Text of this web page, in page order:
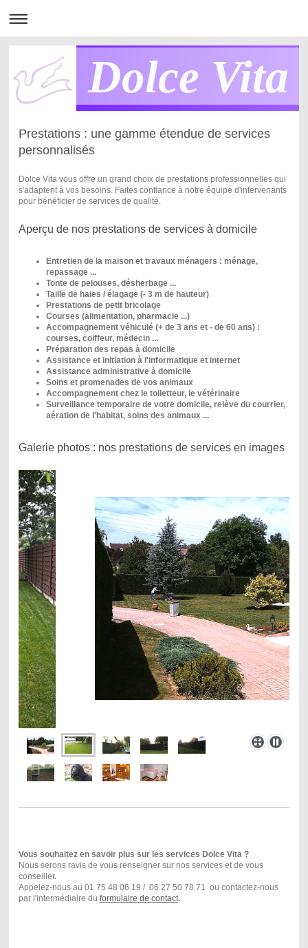
Dolce Vita
Prestations : une gamme étendue de services
personnalisés
Dolce Vita vous offre un grand choix de prestations professionnelles qui
s'adaptent à vos besoins. Faites confiance à notre équipe d'intervenants
pour bénéficier de services de qualité.
Aperçu de nos prestations de services à domicile
Entretien de la maison et travaux ménagers : ménage,
repassage ...
Tonte de pelouses, désherbage ...
Taille de haies / élagage (- 3 m de hauteur)
Prestations de petit bricolage
Courses (alimentation, pharmacie ...)
Accompagnement véhiculé (+ de 3 ans et - de 60 ans) :
courses, coiffeur, médecin ...
Préparation des repas à domicile
Assistance et initiation à l'informatique et internet
Assistance administrative à domicile
Soins et promenades de vos animaux
Accompagnement chez le toiletteur, le vétérinaire
Surveillance temporaire de votre domicile, relève du courrier,
aération de l'habitat, soins des animaux ...
Galerie photos : nos prestations de services en images
Vous souhaitez en savoir plus sur les services Dolce Vita ?
Nous serons ravis de vous renseigner sur nos services et de vous
conseiller.
Appelez-nous au 01 75 48 06 19 / 06 27 50 78 71 ou contactez-nous
par l'intermédiaire du formulaire de contact.